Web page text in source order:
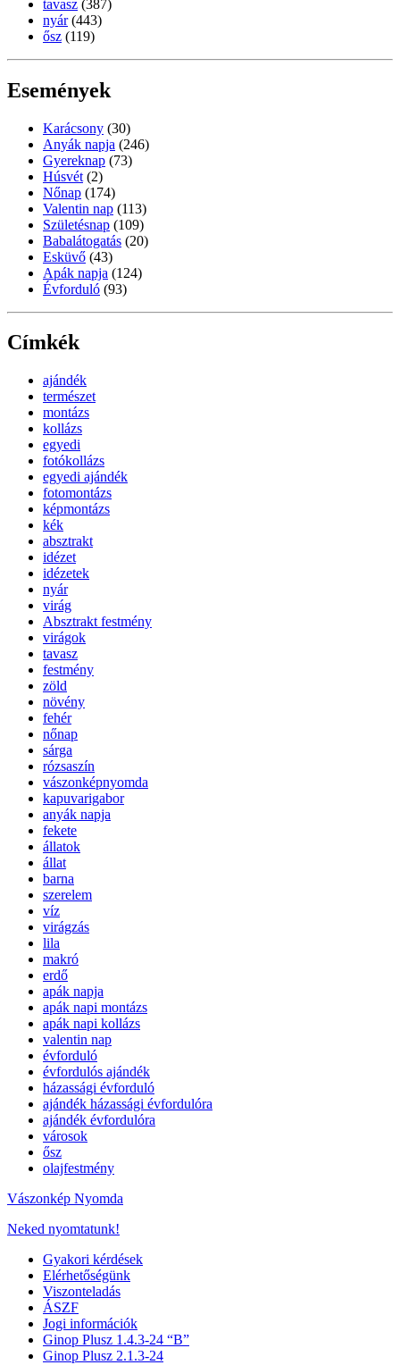
tavasz (387)
nyár (443)
ősz (119)
Események
Karácsony (30)
Anyák napja (246)
Gyereknap (73)
Húsvét (2)
Nőnap (174)
Valentin nap (113)
Születésnap (109)
Babalátogatás (20)
Esküvő (43)
Apák napja (124)
Évforduló (93)
Címkék
ajándék
természet
montázs
kollázs
egyedi
fotókollázs
egyedi ajándék
fotomontázs
képmontázs
kék
absztrakt
idézet
idézetek
nyár
virág
Absztrakt festmény
virágok
tavasz
festmény
zöld
növény
fehér
nőnap
sárga
rózsaszín
vászonképnyomda
kapuvarigabor
anyák napja
fekete
állatok
állat
barna
szerelem
víz
virágzás
lila
makró
erdő
apák napja
apák napi montázs
apák napi kollázs
valentin nap
évforduló
évfordulós ajándék
házassági évforduló
ajándék házassági évfordulóra
ajándék évfordulóra
városok
ősz
olajfestmény
Vászonkép Nyomda
Neked nyomtatunk!
Gyakori kérdések
Elérhetőségünk
Viszonteladás
ÁSZF
Jogi információk
Ginop Plusz 1.4.3-24 “B”
Ginop Plusz 2.1.3-24